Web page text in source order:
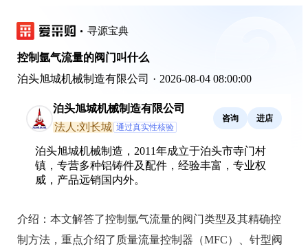
寻源宝典
控制氩气流量的阀门叫什么
泊头旭城机械制造有限公司 · 2026-08-04 08:00:00
泊头旭城机械制造有限公司
法人:刘长城 通过真实性核验
咨询 进店
泊头旭城机械制造，2011年成立于泊头市寺门村
镇，专营多种铝铸件及配件，经验丰富，专业权
威，产品远销国内外。
介绍： 本文解答了控制氩气流量的阀门类型及其精确控
制方法，重点介绍了质量流量控制器（MFC）、针型阀